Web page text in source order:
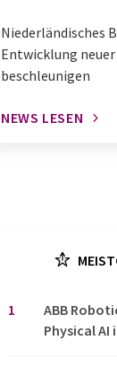
Niederländisches
Entwicklung
beschleunigen
NEWS LESEN
1
​​​​​​​ABB
Physical AI